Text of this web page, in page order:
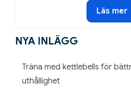
Träna
med
bättre
Läs mer
NYA INLÄGG
Träna med kettlebells för
uthållighet